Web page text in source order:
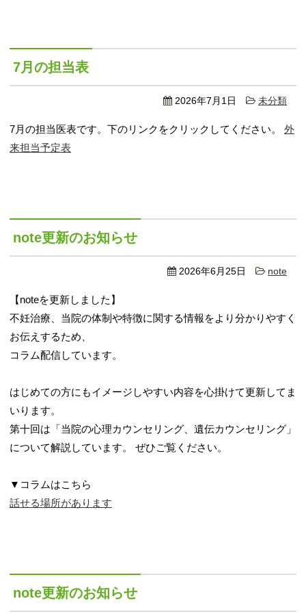
7月の担当表
2026年7月1日 未分類
7月の担当医表です。下のリンクをクリックしてください。 外
来担当予定表
note更新のお知らせ
2026年6月25日 note
【noteを更新しました】
不妊治療、当院の体制や特徴に関する情報をより分かりやすく
お伝えするため、
コラム配信しています。
はじめての方にもイメージしやすい内容を心掛けて更新してま
いります。
第十回は「当院の心理カウンセリング、遺伝カウンセリング」
について解説しています。 ぜひご覧ください。
▼コラムはこちら
話せる場所があります
note更新のお知らせ